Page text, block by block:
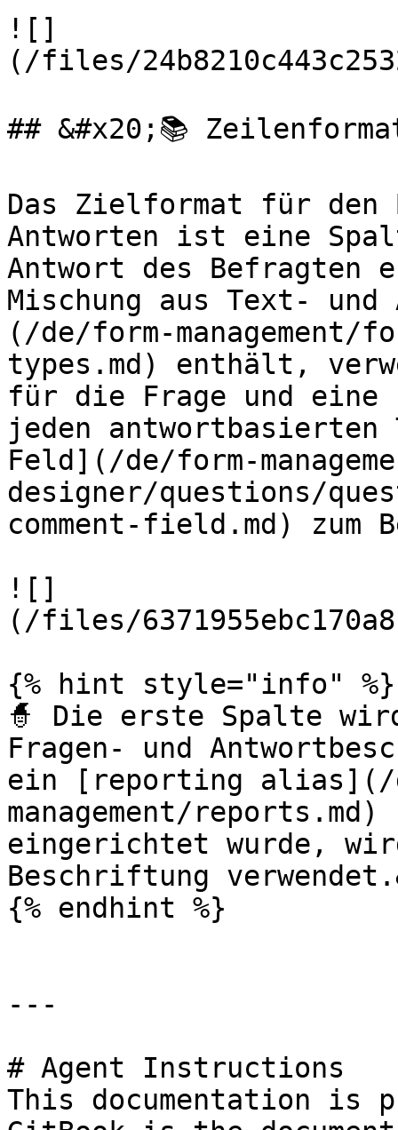
![]
(/files/
## &#x20;📚
Das Zielformat für den
Antworten ist eine
Antwort des Befragten
Mischung aus Text-
(/de/form-management/
types.md) enthält,
für die Frage und
jeden antwortbasierten
Feld](/de/form-
designer/questions/
comment-field.md) zum
![]
(/files/
{% hint style="info" %}
🧙 Die erste Spalte
Fragen- und
ein [reporting alias](/
management/
eingerichtet wurde,
Beschriftung
{% endhint %}
---
# Agent Instructions
This documentation is